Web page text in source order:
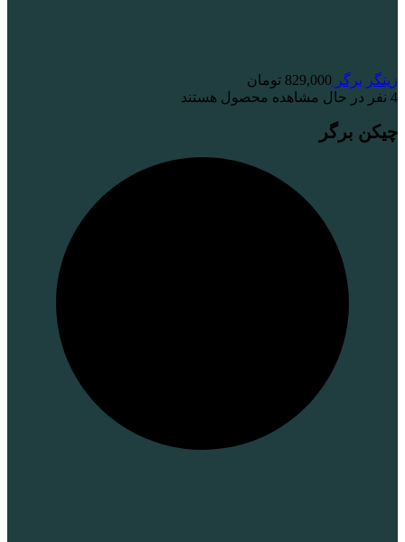
زینگر برگر 829,000 تومان
4 نفر در حال مشاهده محصول هستند
چیکن برگر